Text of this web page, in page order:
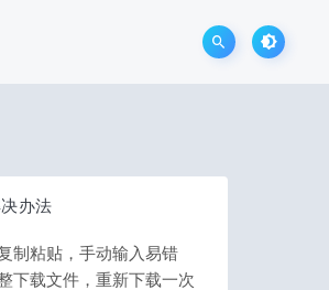
办法
制粘贴，手动输入易错
下载文件，重新下载一次